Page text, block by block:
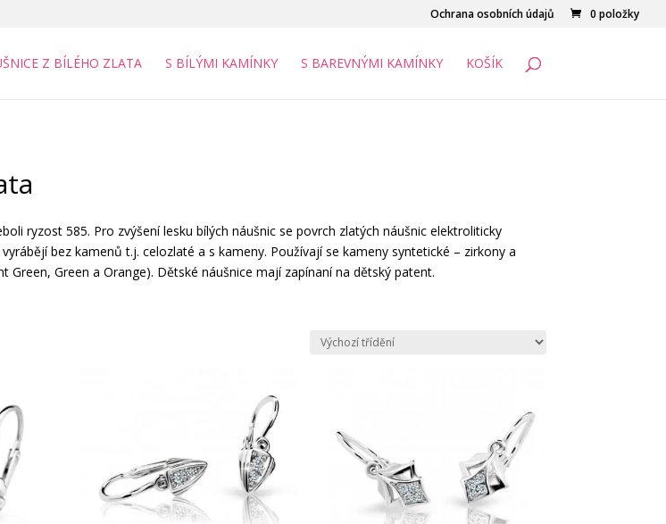
Ochrana osobních údajů 0 položky
Z BÍLÉHO ZLATA S BÍLÝMI KAMÍNKY S BAREVNÝMI KAMÍNKY KOŠÍK
ryzost 585. Pro zvýšení lesku bílých náušnic se povrch zlatých náušnic elektroliticky
bez kamenů t.j. celozlaté a s kameny. Používají se kameny syntetické – zirkony a
Green, Green a Orange). Dětské náušnice mají zapínaní na dětský patent.